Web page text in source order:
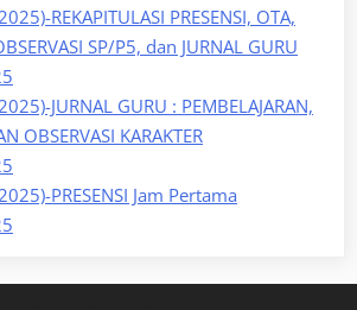
REKAPITULASI PRESENSI, OTA,
SP/P5, dan JURNAL GURU
JURNAL GURU : PEMBELAJARAN,
OBSERVASI KARAKTER
PRESENSI Jam Pertama